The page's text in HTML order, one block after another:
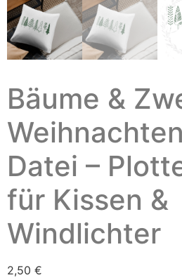
Bäume &
Datei –
für Kissen &
Windlichter
2,50 €